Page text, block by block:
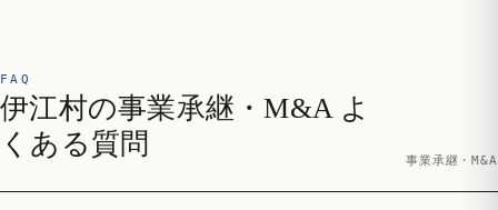
FAQ
伊江村の事業承継・M&A よ
くある質問
事業承継・M&A